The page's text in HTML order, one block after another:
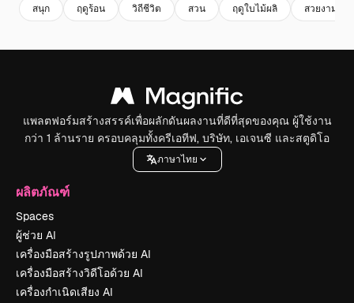
สนุก ฤดูร้อน วิถีชีวิต สวน ฤดูใบไม้ผลิ สวยงาม
แพลตฟอร์มสร้างสรรค์เพื่อผลักดันผลงานที่ดีที่สุดของคุณ ผู้ใช้งาน
กว่า 1 ล้านราย ครอบคลุมทั้งครีเอทีฟ, บริษัท, เอเจนซี และสตูดิโอ
ภาษาไทย
ผลิตภัณฑ์
Spaces
ผู้ช่วย AI
เครื่องมือสร้างรูปภาพด้วย AI
เครื่องมือสร้างวิดีโอด้วย AI
เครื่องกำเนิดเสียง AI